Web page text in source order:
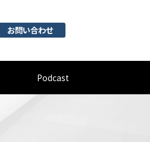
お問い合わせ
Podcast